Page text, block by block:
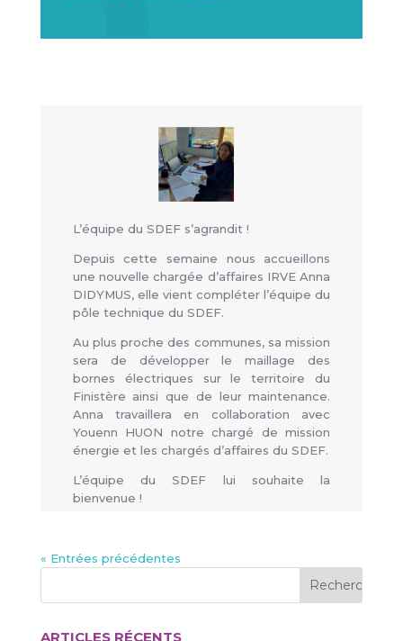
L’équipe du SDEF s’agrandit !
Depuis cette semaine nous accueillons
une nouvelle chargée d’affaires IRVE Anna
DIDYMUS, elle vient compléter l’équipe du
pôle technique du SDEF.
Au plus proche des communes, sa mission
sera de développer le maillage des
bornes électriques sur le territoire du
Finistère ainsi que de leur maintenance.
Anna travaillera en collaboration avec
Youenn HUON notre chargé de mission
énergie et les chargés d’affaires du SDEF.
L’équipe du SDEF lui souhaite la
bienvenue !
« Entrées précédentes
ARTICLES RÉCENTS